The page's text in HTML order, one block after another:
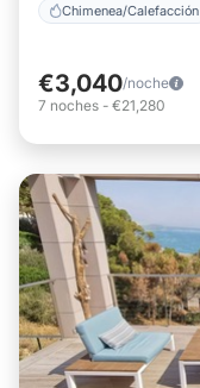
Chimenea/Calefacción
€3,040/noche
7 noches - €21,280